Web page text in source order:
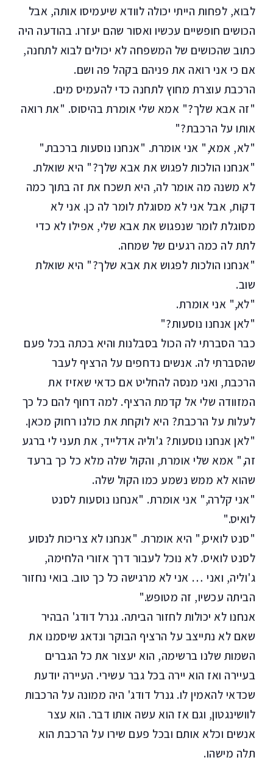
לבוא, לפחות הייתי יכולה לוודא שיעמיסו אותה, אבל
הכושים חופשיים עכשיו ואסור שהם יעזרו. בהודעה היה
כתוב שהכושים של המשפחה לא יכולים לבוא לתחנה,
אם כי אני רואה את פניהם בקהל פה ושם.
הרכבת עוצרת מחוץ לתחנה כדי להעמיס מים.
"זה אבא שלך?" אמא שלי אומרת בהיסוס. "את רואה
אותו על הרכבת?"
"לא, אמא," אני אומרת. "אנחנו נוסעות ברכבת."
"אנחנו הולכות לפגוש את אבא שלך?" היא שואלת.
לא משנה מה אומר לה, היא תשכח את זה בתוך כמה
דקות, אבל אני לא מסוגלת לומר לה כן. אני לא
מסוגלת לומר שנפגוש את אבא שלי, אפילו לא כדי
לתת לה כמה רגעים של שמחה.
"אנחנו הולכות לפגוש את אבא שלך?" היא שואלת
שוב.
"לא," אני אומרת.
"לאן אנחנו נוסעות?"
כבר הסברתי לה הכול בסבלנות והיא בכתה בכל פעם
שהסברתי לה. אנשים נדחפים על הרציף לעבר
הרכבת, ואני מנסה להחליט אם כדאי שאזיז את
המזוודה שלי אל קדמת הרציף. למה דחוף להם כל כך
לעלות על הרכבת? היא לוקחת את כולנו רחוק מכאן.
"לאן אנחנו נוסעות? ג'וליה אדלייד, את תעני לי ברגע
זה," אמא שלי אומרת, והקול שלה מלא כל כך ברעד
שהוא לא ממש נשמע כמו הקול שלה.
"אני קלרה," אני אומרת. "אנחנו נוסעות לסנט
לואיס."
"סנט לואיס," היא אומרת. "אנחנו לא צריכות לנסוע
לסנט לואיס. לא נוכל לעבור דרך אזורי הלחימה,
ג'וליה, ואני … אני לא מרגישה כל כך טוב. בואי נחזור
הביתה עכשיו, זה מטופש."
אנחנו לא יכולות לחזור הביתה. גנרל דודג' הבהיר
שאם לא נתייצב על הרציף הבוקר ונדאג שיסמנו את
השמות שלנו ברשימה, הוא יעצור את כל הגברים
בעיירה ואז הוא יירה בכל גבר עשירי. העיירה יודעת
שכדאי להאמין לו. גנרל דודג' היה ממונה על הרכבות
לוושינגטון, וגם אז הוא עשה אותו דבר. הוא עצר
אנשים וכלא אותם ובכל פעם שירו על הרכבת הוא
תלה מישהו.